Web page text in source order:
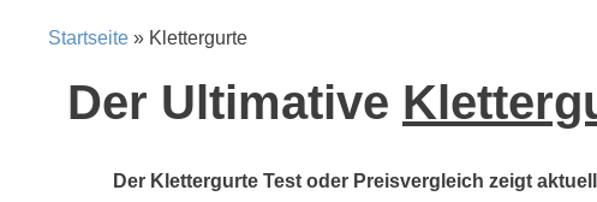
Startseite » Klettergurte
Der Ultimative
Der Klettergurte Test oder Preisvergleich zeigt